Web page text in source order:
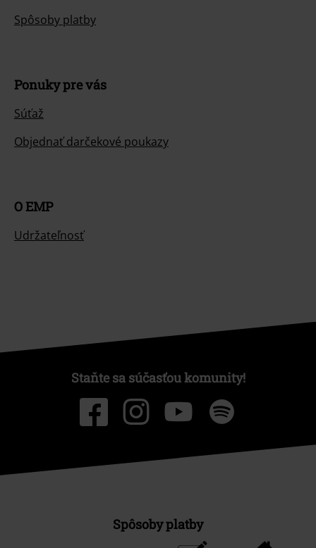
Spôsoby platby
Ponuky pre vás
Súťaž
Objednať darčekové poukazy
O EMP
Udržateľnosť
Staňte sa súčasťou komunity!
Spôsoby platby